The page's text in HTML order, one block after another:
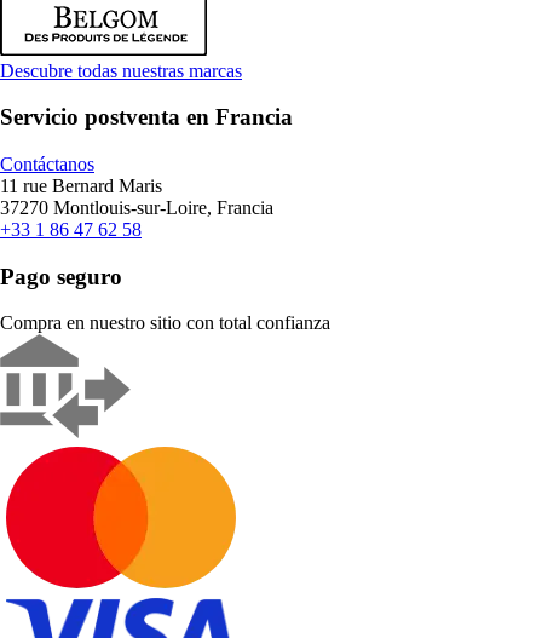
Descubre todas nuestras marcas
Servicio postventa en Francia
Contáctanos
11 rue Bernard Maris
37270 Montlouis-sur-Loire, Francia
+33 1 86 47 62 58
Pago seguro
Compra en nuestro sitio con total confianza